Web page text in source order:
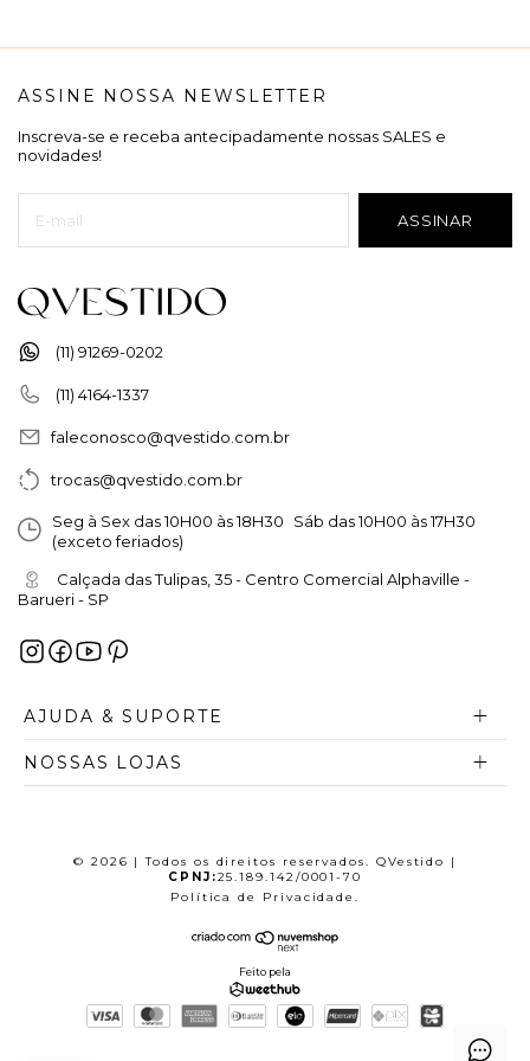
(11) 91269-0202
(11) 4164-1337
faleconosco@qvestido.com.br
trocas@qvestido.com.br
Seg à Sex das 10H00 às 18H30 Sáb das 10H00 às 17H30
(exceto feriados)
Calçada das Tulipas, 35 - Centro Comercial Alphaville -
Barueri - SP
AJUDA & SUPORTE
NOSSAS LOJAS
ASSINE NOSSA NEWSLETTER
Inscreva-se e receba antecipadamente nossas SALES e
novidades!
© 2026 | Todos os direitos reservados. QVestido |
CPNJ:25.189.142/0001-70
Política de Privacidade.
Feito pela